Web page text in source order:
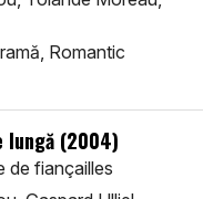
Romantic
lungă (2004)
de fiançailles